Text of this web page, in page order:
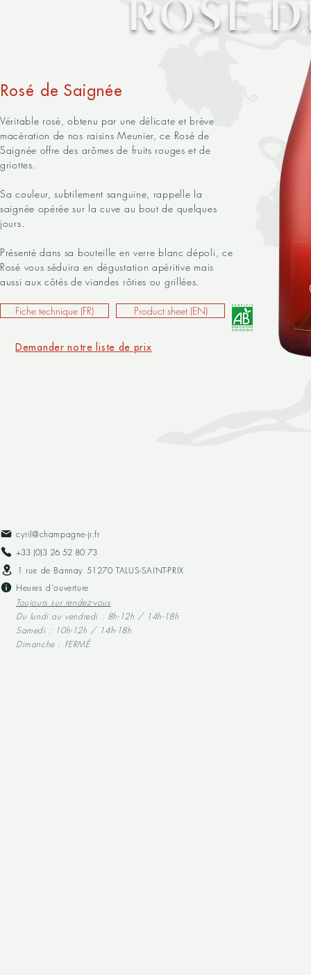
ROSÉ
Rosé de Saignée
Véritable rosé, obtenu par une délicate et brève
macération de nos raisins Meunier, ce Rosé de
Saignée offre des arômes de fruits rouges et de
griottes.
Sa couleur, subtilement sanguine, rappelle la
saignée opérée sur la cuve au bout de quelques
jours.
Présenté dans sa bouteille en verre blanc dépoli, ce
Rosé vous séduira en dégustation apéritive mais
aussi aux côtés de viandes rôties ou grillées.
Fiche technique (FR) Product sheet (EN)
Demander notre liste de prix
cyril@champagne-jr.fr
+33 (0)3 26 52 80 73​
1 rue de Bannay 51270 TALUS-SAINT-PRIX
Heures d'ouverture
Toujours sur rendez-vous
Du lundi au vendredi : 8h-12h / 14h-18h
Samedi : 10h-12h / 14h-18h
Dimanche : FERMÉ